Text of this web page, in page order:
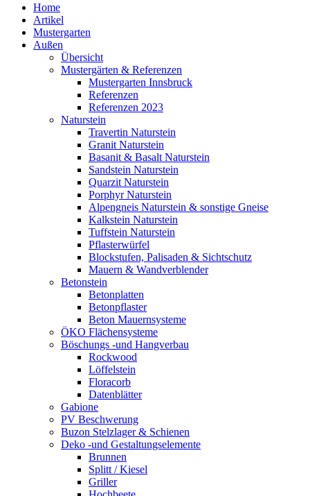
Home
Artikel
Mustergarten
Außen
Übersicht
Mustergärten & Referenzen
Mustergarten Innsbruck
Referenzen
Referenzen 2023
Naturstein
Travertin Naturstein
Granit Naturstein
Basanit & Basalt Naturstein
Sandstein Naturstein
Quarzit Naturstein
Porphyr Naturstein
Alpengneis Naturstein & sonstige Gneise
Kalkstein Naturstein
Tuffstein Naturstein
Pflasterwürfel
Blockstufen, Palisaden & Sichtschutz
Mauern & Wandverblender
Betonstein
Betonplatten
Betonpflaster
Beton Mauernsysteme
ÖKO Flächensysteme
Böschungs -und Hangverbau
Rockwood
Löffelstein
Floracorb
Datenblätter
Gabione
PV Beschwerung
Buzon Stelzlager & Schienen
Deko -und Gestaltungselemente
Brunnen
Splitt / Kiesel
Griller